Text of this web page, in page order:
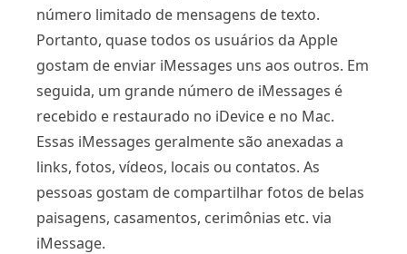
número limitado de mensagens de texto.
Portanto, quase todos os usuários da Apple
gostam de enviar iMessages uns aos outros. Em
seguida, um grande número de iMessages é
recebido e restaurado no iDevice e no Mac.
Essas iMessages geralmente são anexadas a
links, fotos, vídeos, locais ou contatos. As
pessoas gostam de compartilhar fotos de belas
paisagens, casamentos, cerimônias etc. via
iMessage.